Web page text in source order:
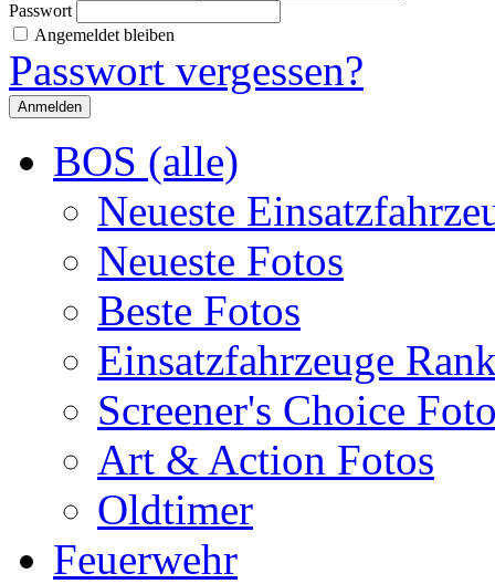
Passwort
Angemeldet bleiben
Passwort vergessen?
BOS (alle)
Neueste
Neueste Fotos
Beste Fotos
Einsatzfahrzeuge
Screener's Choice
Art & Action Fotos
Oldtimer
Feuerwehr